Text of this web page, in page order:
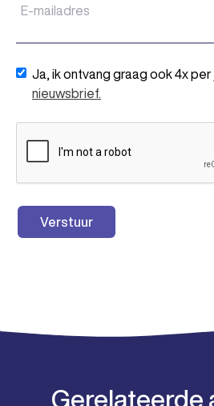
Ja, ik ontvang graag ook 4x per
nieuwsbrief.
Gerelateerde